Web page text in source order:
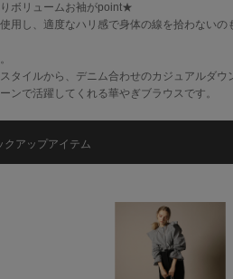
ボリュームお袖がpoint★
用し、適度なハリ感で身体の線を拾わないの
タイルから、デニム合わせのカジュアルダウ
ンで活躍してくれる華やぎブラウスです。
クアップアイテム